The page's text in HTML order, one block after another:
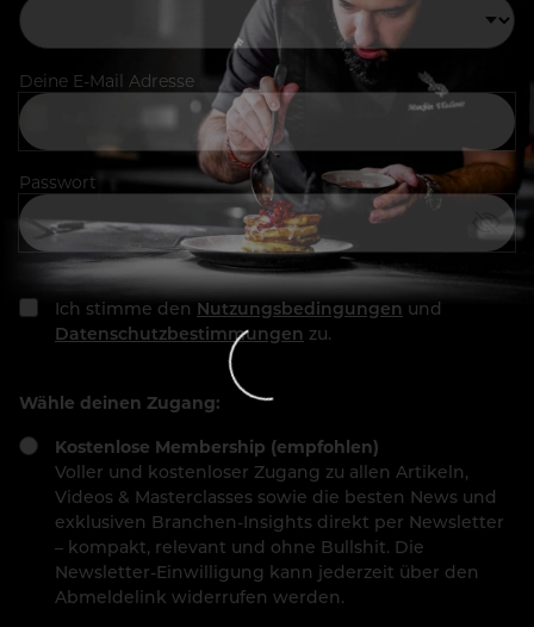
Deine E-Mail Adresse
Passwort
Ich stimme den Nutzungsbedingungen und
Datenschutzbestimmungen zu.
Wähle deinen Zugang:
Kostenlose Membership (empfohlen)
Voller und kostenloser Zugang zu allen Artikeln,
Videos & Masterclasses sowie die besten News und
exklusiven Branchen-Insights direkt per Newsletter
– kompakt, relevant und ohne Bullshit. Die
Newsletter-Einwilligung kann jederzeit über den
Abmeldelink widerrufen werden.